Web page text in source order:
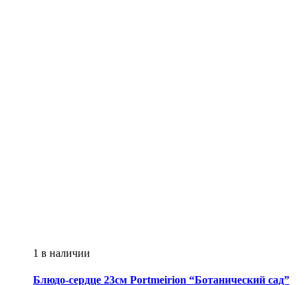
1 в наличии
Блюдо-сердце 23см Portmeirion “Ботанический сад”